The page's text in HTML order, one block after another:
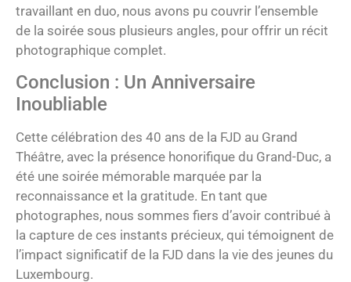
travaillant en duo, nous avons pu couvrir l’ensemble
de la soirée sous plusieurs angles, pour offrir un récit
photographique complet.
Conclusion : Un Anniversaire
Inoubliable
Cette célébration des 40 ans de la FJD au Grand
Théâtre, avec la présence honorifique du Grand-Duc, a
été une soirée mémorable marquée par la
reconnaissance et la gratitude. En tant que
photographes, nous sommes fiers d’avoir contribué à
la capture de ces instants précieux, qui témoignent de
l’impact significatif de la FJD dans la vie des jeunes du
Luxembourg.